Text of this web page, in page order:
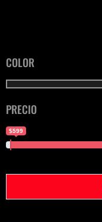
COLOR
PRECIO
$599